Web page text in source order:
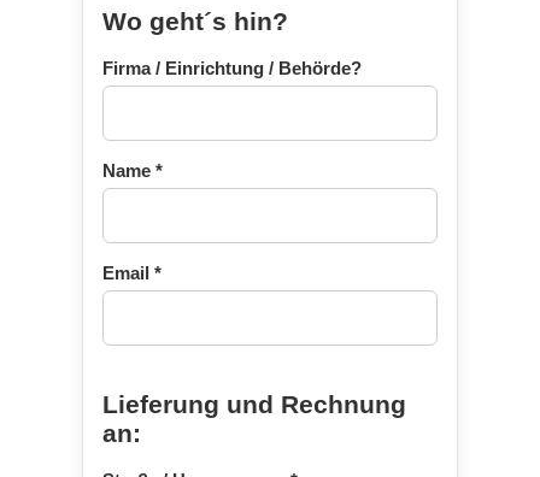
Wo geht´s hin?
Firma / Einrichtung / Behörde?
Name *
Email *
Lieferung und Rechnung
an: